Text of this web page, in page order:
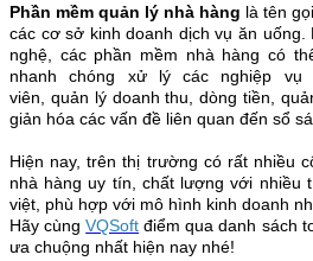
Phần mềm quản lý nhà hàng là tên
các cơ sở kinh doanh dịch vụ ăn
nghệ, các phần mềm nhà hàng có
nhanh chóng xử lý các nghiệp vụ
viên, quản lý doanh thu, dòng tiền,
giản hóa các vấn đề liên quan đến sổ
Hiện nay, trên thị trường có rất nhiều
nhà hàng uy tín, chất lượng với nhiều
việt, phù hợp với mô hình kinh doanh
Hãy cùngVQSoft điểm qua danh sách
ưa chuộng nhất hiện nay nhé!